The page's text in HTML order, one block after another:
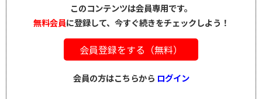
このコンテンツは会員専用です。
無料会員に登録して、今すぐ続きをチェックしよう！
会員登録をする（無料）
会員の方はこちらから ログイン